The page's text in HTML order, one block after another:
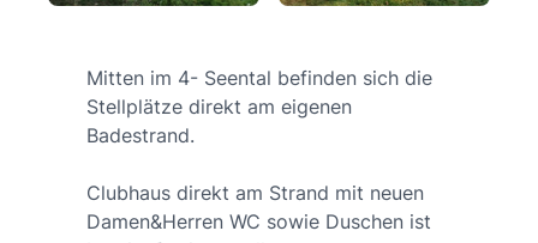
Mitten im 4- Seental befinden sich die
Stellplätze direkt am eigenen
Badestrand.
Clubhaus direkt am Strand mit neuen
Damen&Herren WC sowie Duschen ist